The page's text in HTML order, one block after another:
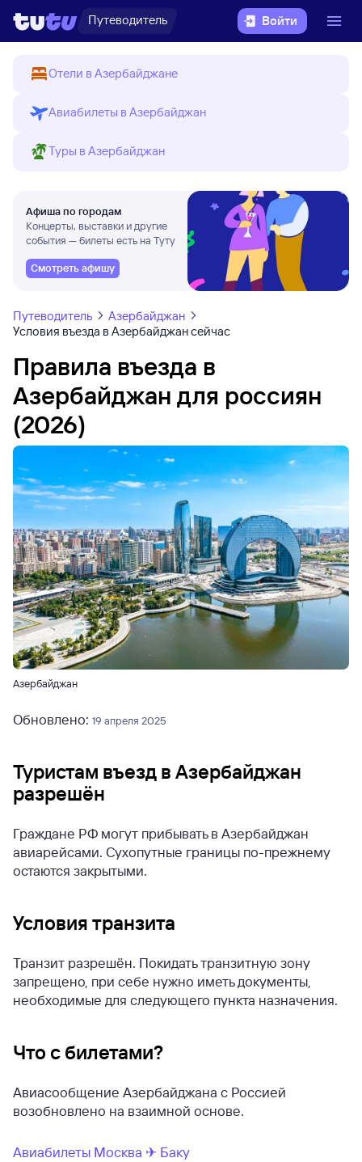
Путеводитель Войти
Отели в Азербайджане
Авиабилеты в Азербайджан
Туры в Азербайджан
Афиша по городам
Концерты, выставки и другие
события — билеты есть на Туту
Смотреть афишу
Путеводитель
Азербайджан
Условия въезда в Азербайджан сейчас
Правила въезда в
Азербайджан для россиян
(2026)
Азербайджан
Обновлено: 19 апреля 2025
Туристам въезд в Азербайджан
разрешён
Граждане РФ могут прибывать в Азербайджан
авиарейсами. Сухопутные границы по-прежнему
остаются закрытыми.
Условия транзита
Транзит разрешён. Покидать транзитную зону
запрещено, при себе нужно иметь документы,
необходимые для следующего пункта назначения.
Что с билетами?
Авиасообщение Азербайджана с Россией
возобновлено на взаимной основе.
Авиабилеты Москва ✈ Баку